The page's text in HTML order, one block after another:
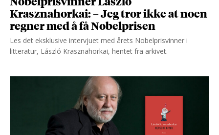
Krasznahorkai: – Jeg tror ikke at noen
regner med å få Nobelprisen
Les det eksklusive intervjuet med årets Nobelprisvinner i
litteratur, László Krasznahorkai, hentet fra arkivet.